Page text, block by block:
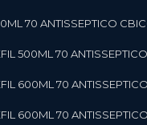
70 ANTISSEPTICO
500ML 70
600ML 70
600ML 70